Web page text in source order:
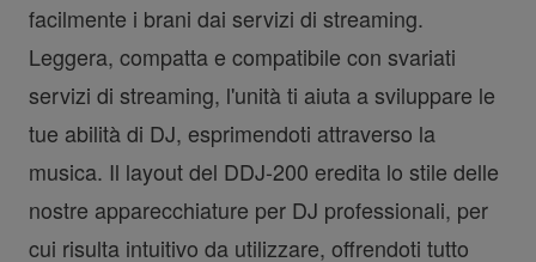
facilmente i brani dai servizi di streaming.
Leggera, compatta e compatibile con svariati
servizi di streaming, l'unità ti aiuta a sviluppare le
tue abilità di DJ, esprimendoti attraverso la
musica. Il layout del DDJ-200 eredita lo stile delle
nostre apparecchiature per DJ professionali, per
cui risulta intuitivo da utilizzare, offrendoti tutto